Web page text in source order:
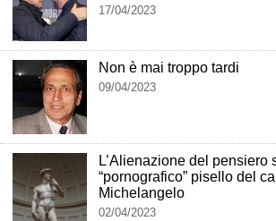
17/04/2023
Non è mai troppo tardi
09/04/2023
L’Alienazione del pensiero
“pornografico” pisello del
Michelangelo
02/04/2023